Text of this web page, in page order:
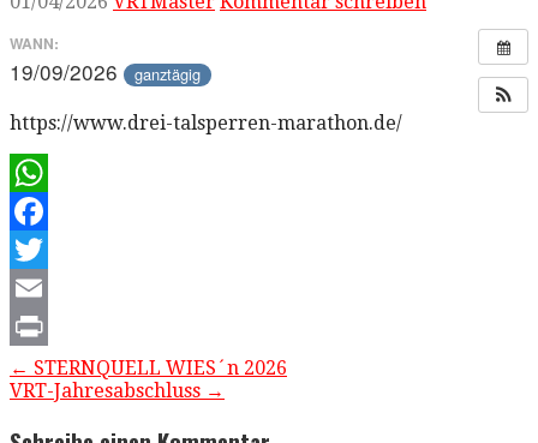
WANN:
19/09/2026 ganztägig
https://www.drei-talsperren-marathon.de/
WhatsApp
Facebook
Twitter
Email
Print
Beitragsnavigation
← STERNQUELL WIES´n 2026
VRT-Jahresabschluss →